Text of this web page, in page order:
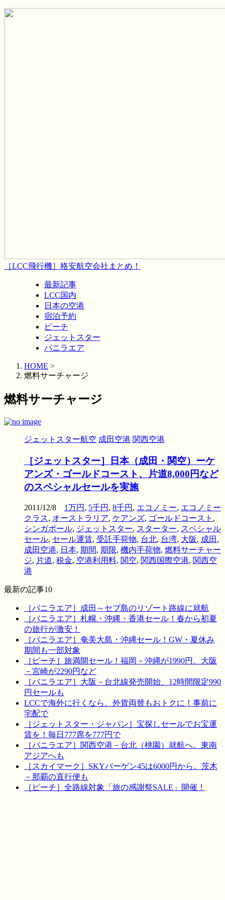
［LCC飛行機］格安航空会社まとめ！
最新記事
LCC国内
日本の空港
宿泊予約
ピーチ
ジェットスター
バニラエア
HOME >
燃料サーチャージ
燃料サーチャージ
ジェットスター航空 成田空港 関西空港
［ジェットスター］日本（成田・関空）ーケ
アンズ・ゴールドコースト、片道8,000円など
のスペシャルセールを実施
2011/12/8 1万円 , 5千円 , 8千円 , エコノミー, エコノミー
クラス, オーストラリア, ケアンズ, ゴールドコースト ,
シンガポール, ジェットスター, スターター, スペシャル
セール, セール運賃, 受託手荷物, 台北, 台湾, 大阪, 成田 ,
成田空港, 日本, 期間, 期限, 機内手荷物, 燃料サーチャー
ジ, 片道, 税金, 空港利用料, 関空, 関西国際空港, 関西空
港
最新の記事10
［バニラエア］成田～セブ島のリゾート路線に就航
［バニラエア］札幌・沖縄・香港セール！春から初夏
の旅行が激安！
［バニラエア］奄美大島・沖縄セール！GW・夏休み
期間も一部対象
［ピーチ］旅満開セール！福岡－沖縄が1990円、大阪
－宮崎が2290円など
［バニラエア］大阪－台北線発売開始、12時間限定990
円セールも
LCCで海外に行くなら、外貨両替もおトクに！事前に
宅配で
［ジェットスター・ジャパン］宝探しセールでお宝運
賃を！毎日777席を777円で
［バニラエア］関西空港－台北（桃園）就航へ。東南
アジアへも
［スカイマーク］SKYバーゲン45は6000円から。茨木
－那覇の直行便も
［ピーチ］全路線対象「旅の感謝祭SALE」開催！